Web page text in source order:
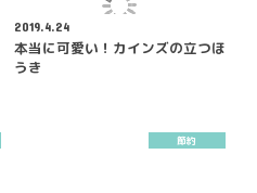
2019.4.24
本当に可愛い！カインズの立つほ
うき
節約